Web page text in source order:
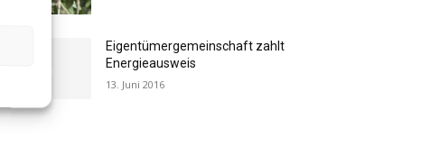
Eigentümergemeinschaft zahlt
Energieausweis
13. Juni 2016